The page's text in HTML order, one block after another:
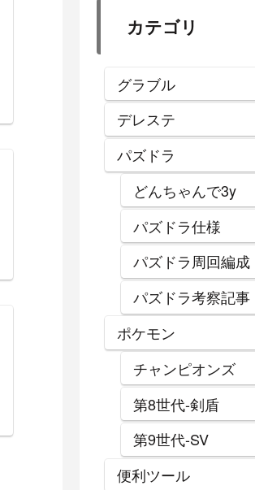
カテゴリ
グラブル
デレステ
パズドラ
どんちゃんで3y
パズドラ仕様
パズドラ周回編成
パズドラ考察記事
ポケモン
チャンピオンズ
第8世代-剣盾
第9世代-SV
便利ツール